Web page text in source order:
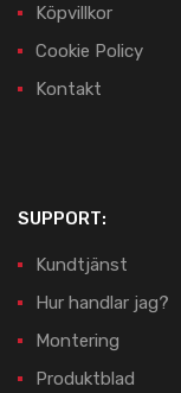
Köpvillkor
Cookie Policy
Kontakt
SUPPORT:
Kundtjänst
Hur handlar jag?
Montering
Produktblad